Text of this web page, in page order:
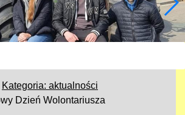
Kategoria: aktualności
Dzień Wolontariusza